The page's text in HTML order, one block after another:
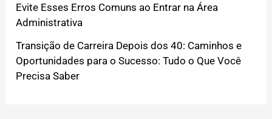
Evite Esses Erros Comuns ao Entrar na Área
Administrativa
Transição de Carreira Depois dos 40: Caminhos e
Oportunidades para o Sucesso: Tudo o Que Você
Precisa Saber